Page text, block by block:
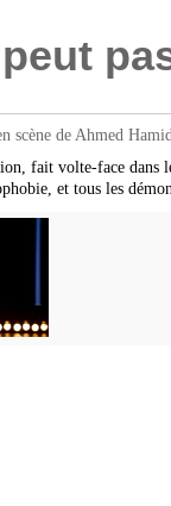
peut
scène de Ahmed
volte-face dans
et tous les